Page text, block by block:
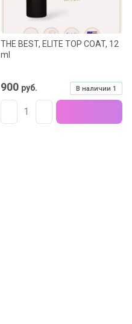
THE BEST, ELITE TOP COAT, 12
ml
В наличии 1
900 руб.